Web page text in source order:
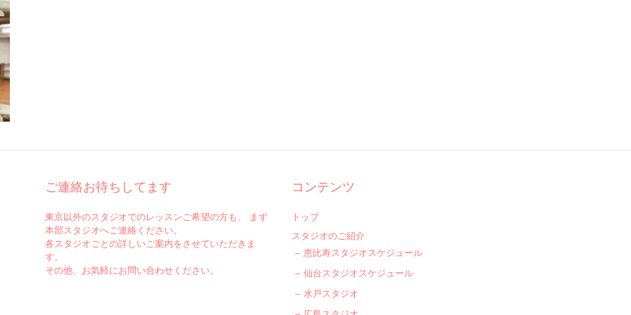
ご連絡お待ちしてます
東京以外のスタジオでのレッスンご希望の方も、 まず
本部スタジオへご連絡ください。
各スタジオごとの詳しいご案内をさせていただきま
す。
その他、お気軽にお問い合わせください。
コンテンツ
トップ
スタジオのご紹介
恵比寿スタジオスケジュール
仙台スタジオスケジュール
水戸スタジオ